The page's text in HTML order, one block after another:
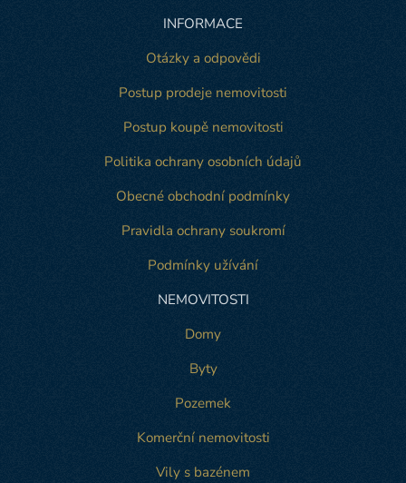
INFORMACE
Otázky a odpovědi
Postup prodeje nemovitosti
Postup koupě nemovitosti
Politika ochrany osobních údajů
Obecné obchodní podmínky
Pravidla ochrany soukromí
Podmínky užívání
NEMOVITOSTI
Domy
Byty
Pozemek
Komerční nemovitosti
Vily s bazénem